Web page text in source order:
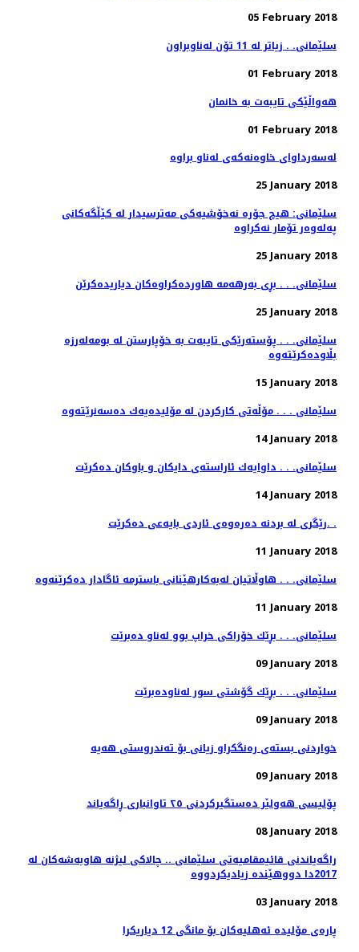
05 February 2018
سلێمانی. . زیاتر له‌ 11 تۆن له‌ناوبراون
01 February 2018
هه‌واڵێكی تایبه‌ت به‌ خانمان
01 February 2018
25 January 2018
سلێمانی: هیچ جۆره‌ نه‌خۆشیه‌كی مه‌ترسیدار له‌ كێڵگه‌كانی
25 January 2018
سلێمانی. . . بڕی به‌رهه‌مه‌ هاورده‌كراوه‌كان دیاریده‌كرێن
25 January 2018
سلێمانی. . . پۆسته‌رێكی تایبه‌ت به‌ خۆپارستن له‌ بومه‌له‌رزه‌
15 January 2018
سلێمانی . . . مۆڵەتی كاركردن لە مۆلیدەیەك دەسەنرێتەوە
14 January 2018
سلێمانی. . . داوایه‌ك ئاراسته‌ی دایكان و باوكان ده‌كرێت
14 January 2018
رێگری له‌ بردنه‌ ده‌ره‌وه‌ی ئاردی بایه‌عی ده‌كرێت. .
11 January 2018
11 January 2018
سلێمانی. . . بڕێك خۆراكی خراپ بوو له‌ناو ده‌برێت
09 January 2018
سلێمانی. . . بڕێك گۆشتی سور له‌ناوده‌برێت
09 January 2018
09 January 2018
پۆلیسی هەولێر دەستگیركردنی ٢٥ تاوانباری ڕاگەیاند
08 January 2018
راگه‌یاندنی قائیمقامیه‌تی سلێمانی .. چالاكی لیژنه‌ هاوبه‌شه‌كان له‌
03 January 2018
پاره‌ی مۆلیده‌ ئه‌هلیه‌كان بۆ مانگی 12 دیاریكرا